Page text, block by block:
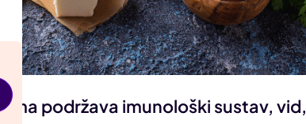
podržava imunološki sustav, vid,